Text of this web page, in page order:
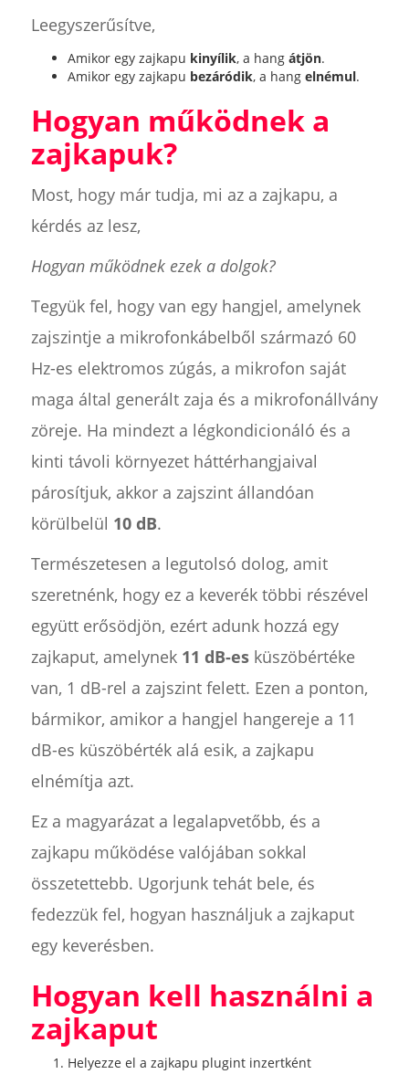
Leegyszerűsítve,
Amikor egy zajkapu kinyílik, a hang átjön.
Amikor egy zajkapu bezáródik, a hang elnémul.
Hogyan működnek a
zajkapuk?
Most, hogy már tudja, mi az a zajkapu, a
kérdés az lesz,
Hogyan működnek ezek a dolgok?
Tegyük fel, hogy van egy hangjel, amelynek
zajszintje a mikrofonkábelből származó 60
Hz-es elektromos zúgás, a mikrofon saját
maga által generált zaja és a mikrofonállvány
zöreje. Ha mindezt a légkondicionáló és a
kinti távoli környezet háttérhangjaival
párosítjuk, akkor a zajszint állandóan
körülbelül 10 dB.
Természetesen a legutolsó dolog, amit
szeretnénk, hogy ez a keverék többi részével
együtt erősödjön, ezért adunk hozzá egy
zajkaput, amelynek 11 dB-esküszöbértéke
van, 1 dB-rel a zajszint felett. Ezen a ponton,
bármikor, amikor a hangjel hangereje a 11
dB-es küszöbérték alá esik, a zajkapu
elnémítja azt.
Ez a magyarázat a legalapvetőbb, és a
zajkapu működése valójában sokkal
összetettebb. Ugorjunk tehát bele, és
fedezzük fel, hogyan használjuk a zajkaput
egy keverésben.
Hogyan kell használni a
zajkaput
Helyezze el a zajkapu plugint inzertként